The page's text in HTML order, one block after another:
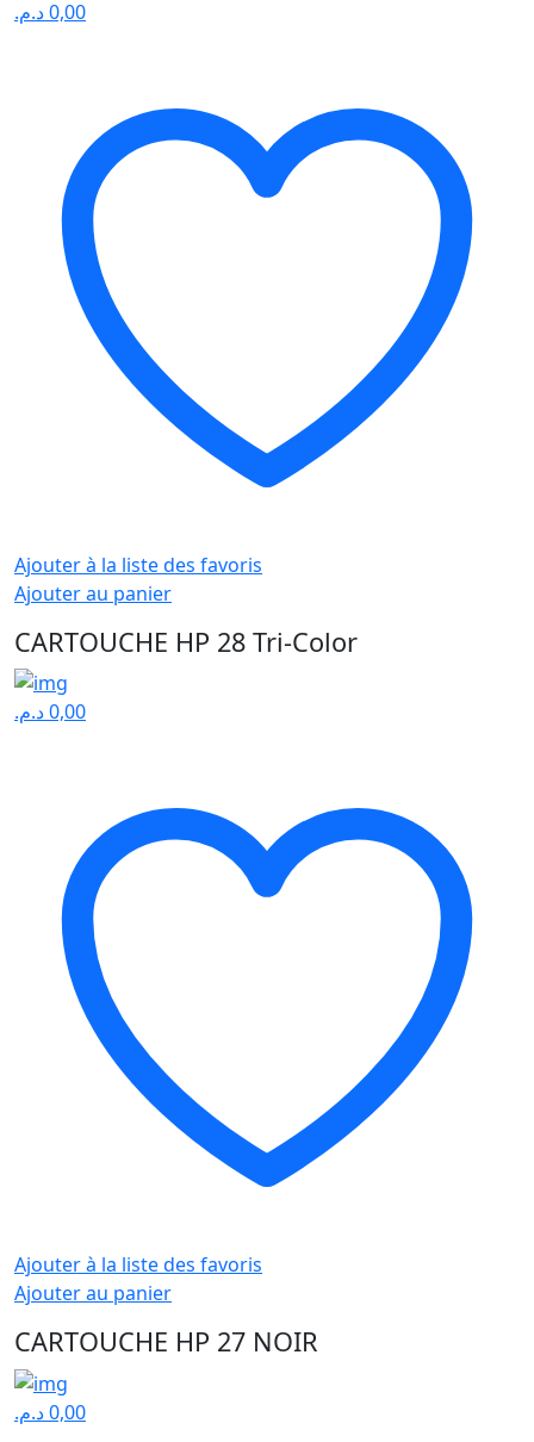
0,00د.م.
Ajouter à la liste des favoris
Ajouter au panier
CARTOUCHE HP 28 Tri-Color
0,00د.م.
Ajouter à la liste des favoris
Ajouter au panier
CARTOUCHE HP 27 NOIR
0,00د.م.